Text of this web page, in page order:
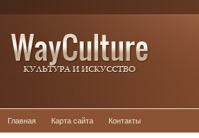
Главная Карта сайта Контакты